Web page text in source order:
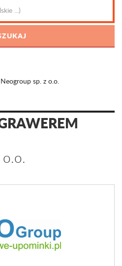
Neogroup sp. z o.o.